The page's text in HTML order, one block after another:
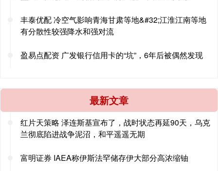
丰泰优配 冷空气影响青海甘肃等地&#32;江淮江南等地
有分散性较强降水和强对流
盈易点配资 广发银行信用卡的“坑”，6年后被偶然发现
最新文章
红片天策略 泽连斯基宣布了，战时状态再延90天，乌克
兰彻底陷进战争泥沼，和平遥遥无期
富明证券 IAEA称伊斯法罕储存伊大部分高浓缩铀